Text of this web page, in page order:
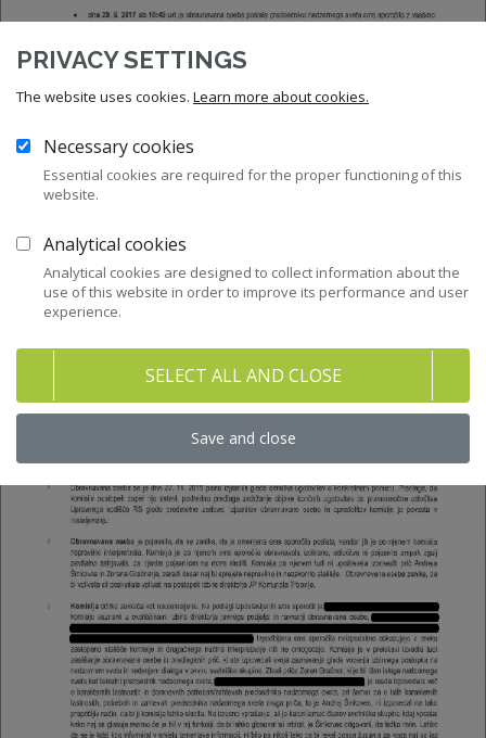
PRIVACY SETTINGS
The website uses cookies. Learn more about cookies.
Necessary cookies
Essential cookies are required for the proper functioning of this
website.
Analytical cookies
Analytical cookies are designed to collect information about the
use of this website in order to improve its performance and user
experience.
SELECT ALL AND CLOSE
Save and close